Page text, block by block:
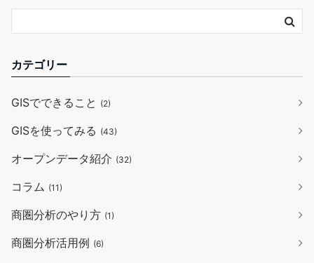
カテゴリー
GISでできること (2)
GISを使ってみる (43)
オープンデータ紹介 (32)
コラム (11)
商圏分析のやり方 (1)
商圏分析活用例 (6)